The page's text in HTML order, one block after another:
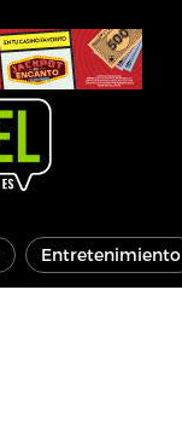
Entretenimiento